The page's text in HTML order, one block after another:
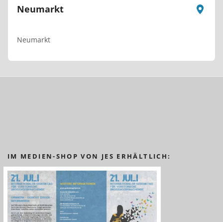
Neumarkt
Neumarkt
IM MEDIEN-SHOP VON JES ERHÄLTLICH: